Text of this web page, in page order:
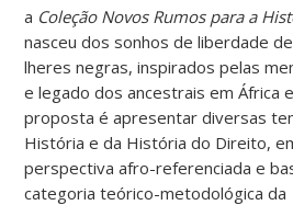
a Coleção Novos Rumos para a
nasceu dos sonhos de liberdade
lheres negras, inspirados pelas
e legado dos ancestrais em África
proposta é apresentar diversas
História e da História do Direito,
perspectiva afro-referenciada e
categoria teórico-metodológica da